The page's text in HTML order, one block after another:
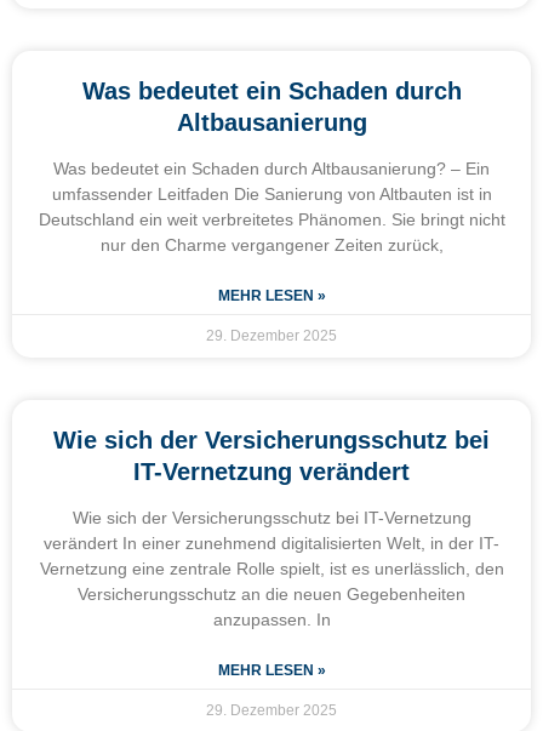
Was bedeutet ein Schaden durch
Altbausanierung
Was bedeutet ein Schaden durch Altbausanierung? – Ein
umfassender Leitfaden Die Sanierung von Altbauten ist in
Deutschland ein weit verbreitetes Phänomen. Sie bringt nicht
nur den Charme vergangener Zeiten zurück,
MEHR LESEN »
29. Dezember 2025
Wie sich der Versicherungsschutz bei
IT-Vernetzung verändert
Wie sich der Versicherungsschutz bei IT-Vernetzung
verändert In einer zunehmend digitalisierten Welt, in der IT-
Vernetzung eine zentrale Rolle spielt, ist es unerlässlich, den
Versicherungsschutz an die neuen Gegebenheiten
anzupassen. In
MEHR LESEN »
29. Dezember 2025